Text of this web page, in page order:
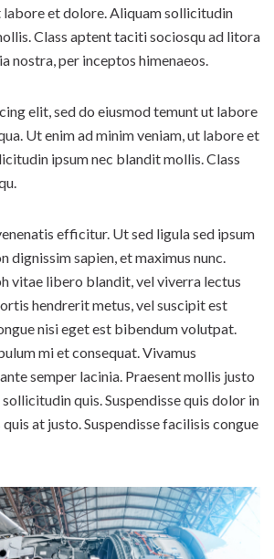
labore et dolore. Aliquam sollicitudin
Class aptent taciti sociosqu ad litora
nostra, per inceptos himenaeos.
elit, sed do eiusmod temunt ut labore
Ut enim ad minim veniam, ut labore et
ipsum nec blandit mollis. Class
efficitur. Ut sed ligula sed ipsum
dignissim sapien, et maximus nunc.
vitae libero blandit, vel viverra lectus
hendrerit metus, vel suscipit est
nisi eget est bibendum volutpat.
mi et consequat. Vivamus
semper lacinia. Praesent mollis justo
quis. Suspendisse quis dolor in
at justo. Suspendisse facilisis congue